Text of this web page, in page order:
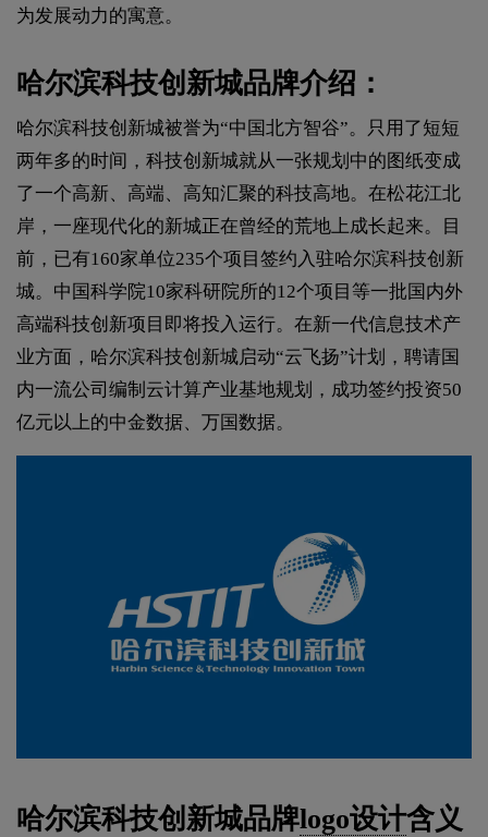
为发展动力的寓意。
哈尔滨科技创新城品牌介绍：
哈尔滨科技创新城被誉为“中国北方智谷”。只用了短短
两年多的时间，科技创新城就从一张规划中的图纸变成
了一个高新、高端、高知汇聚的科技高地。在松花江北
岸，一座现代化的新城正在曾经的荒地上成长起来。目
前，已有160家单位235个项目签约入驻哈尔滨科技创新
城。中国科学院10家科研院所的12个项目等一批国内外
高端科技创新项目即将投入运行。在新一代信息技术产
业方面，哈尔滨科技创新城启动“云飞扬”计划，聘请国
内一流公司编制云计算产业基地规划，成功签约投资50
亿元以上的中金数据、万国数据。
哈尔滨科技创新城品牌logo设计含义